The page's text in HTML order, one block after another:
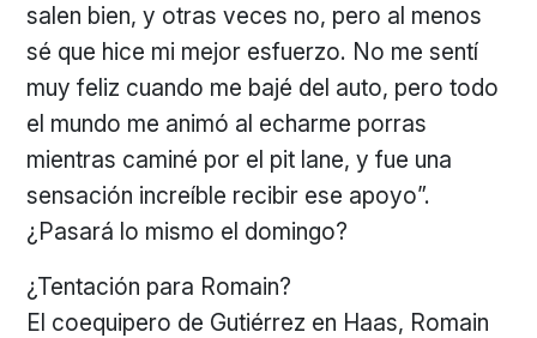
salen bien, y otras veces no, pero al menos
sé que hice mi mejor esfuerzo. No me sentí
muy feliz cuando me bajé del auto, pero todo
el mundo me animó al echarme porras
mientras caminé por el pit lane, y fue una
sensación increíble recibir ese apoyo”.
¿Pasará lo mismo el domingo?
¿Tentación para Romain?
El coequipero de Gutiérrez en Haas, Romain